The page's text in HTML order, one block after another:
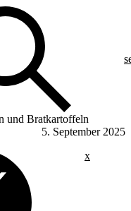
und Bratkartoffeln
5. September 2025
x